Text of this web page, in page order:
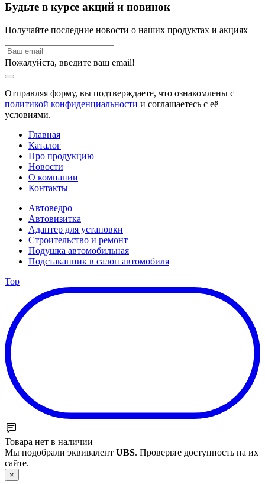
Будьте в курсе акций и новинок
Получайте последние новости о наших продуктах и акциях
Пожалуйста, введите ваш email!
Отправляя форму, вы подтверждаете, что ознакомлены с
политикой конфиденциальности и соглашаетесь с её
условиями.
Главная
Каталог
Про продукцию
Новости
О компании
Контакты
Автоведро
Автовизитка
Адаптер для установки
Строительство и ремонт
Подушка автомобильная
Подстаканник в салон автомобиля
Top
Товара нет в наличии
Мы подобрали эквивалент UBS. Проверьте доступность на их
сайте.
×